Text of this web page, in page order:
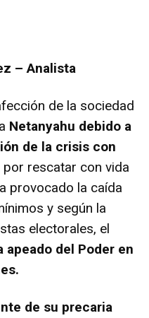
– Analista
de la sociedad
Netanyahu debido a
de la crisis con
rescatar con vida
provocado la caída
y según la
electorales, el
apeado del Poder en
de su precaria